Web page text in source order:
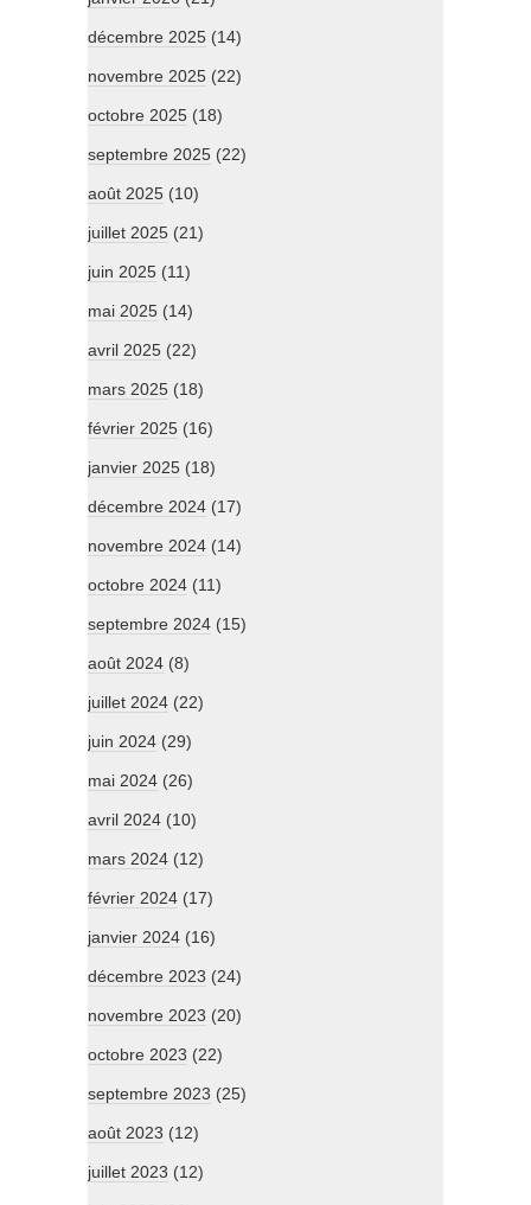
décembre 2025 (14)
novembre 2025 (22)
octobre 2025 (18)
septembre 2025 (22)
août 2025 (10)
juillet 2025 (21)
juin 2025 (11)
mai 2025 (14)
avril 2025 (22)
mars 2025 (18)
février 2025 (16)
janvier 2025 (18)
décembre 2024 (17)
novembre 2024 (14)
octobre 2024 (11)
septembre 2024 (15)
août 2024 (8)
juillet 2024 (22)
juin 2024 (29)
mai 2024 (26)
avril 2024 (10)
mars 2024 (12)
février 2024 (17)
janvier 2024 (16)
décembre 2023 (24)
novembre 2023 (20)
octobre 2023 (22)
septembre 2023 (25)
août 2023 (12)
juillet 2023 (12)